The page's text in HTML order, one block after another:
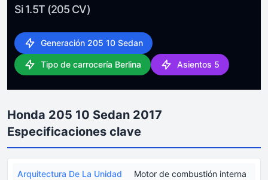
Si 1.5T (205 CV)
Generación 205 10 Sedan
Tipo de carrocería Berlina Asientos 5
Honda 205 10 Sedan 2017
Especificaciones clave
Arquitectura De La Unidad
Motor de combustión interna